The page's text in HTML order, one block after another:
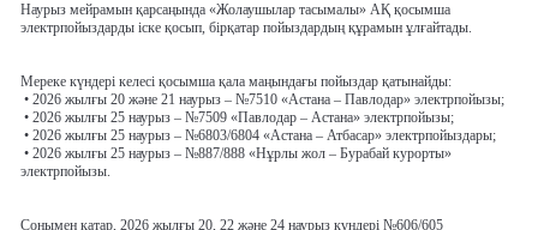
Наурыз мейрамын қарсаңында «Жолаушылар тасымалы» АҚ қосымша
электрпойыздарды іске қосып, бірқатар пойыздардың құрамын ұлғайтады.
Мереке күндері келесі қосымша қала маңындағы пойыздар қатынайды:
• 2026 жылғы 20 және 21 наурыз – №7510 «Астана – Павлодар» электрпойызы;
• 2026 жылғы 25 наурыз – №7509 «Павлодар – Астана» электрпойызы;
• 2026 жылғы 25 наурыз – №6803/6804 «Астана – Атбасар» электрпойыздары;
• 2026 жылғы 25 наурыз – №887/888 «Нұрлы жол – Бурабай курорты»
электрпойызы.
Сонымен қатар, 2026 жылғы 20, 22 және 24 наурыз күндері №606/605